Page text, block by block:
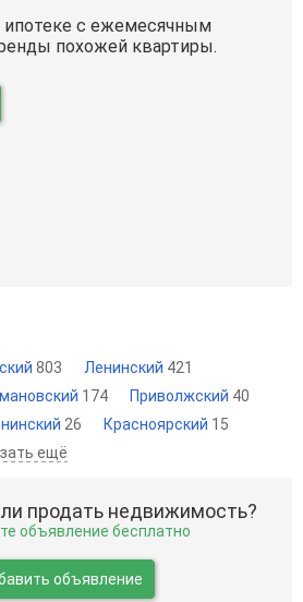
ипотеке с ежемесячным
похожей квартиры.
803 Ленинский 421
174 Приволжский 40
26 Красноярский 15
ещё
продать недвижимость?
объявление бесплатно
объявление